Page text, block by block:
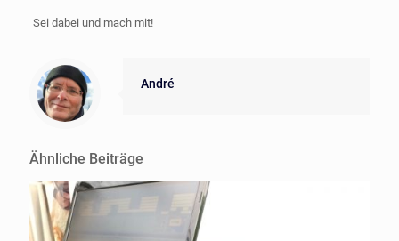
Sei dabei und mach mit!
André
Ähnliche Beiträge